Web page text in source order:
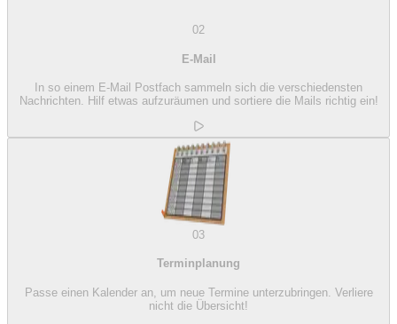
02
E-Mail
In so einem E-Mail Postfach sammeln sich die verschiedensten
Nachrichten. Hilf etwas aufzuräumen und sortiere die Mails richtig ein!
03
Terminplanung
Passe einen Kalender an, um neue Termine unterzubringen. Verliere
nicht die Übersicht!